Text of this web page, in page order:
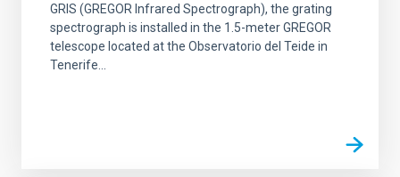
GRIS (GREGOR Infrared Spectrograph), the grating
spectrograph is installed in the 1.5-meter GREGOR
telescope located at the Observatorio del Teide in
Tenerife...